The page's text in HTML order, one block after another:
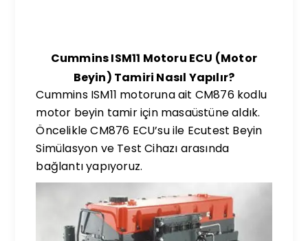
Cummins ISM11 Motoru ECU (Motor
Beyin) Tamiri Nasıl Yapılır?
Cummins ISM11 motoruna ait CM876 kodlu
motor beyin tamir için masaüstüne aldık.
Öncelikle CM876 ECU’su ile Ecutest Beyin
Simülasyon ve Test Cihazı arasında
bağlantı yapıyoruz.